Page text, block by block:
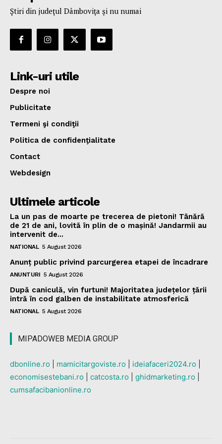
Ştiri din judeţul Dâmboviţa şi nu numai
Link-uri utile
Despre noi
Publicitate
Termeni şi condiţii
Politica de confidenţialitate
Contact
Webdesign
Ultimele articole
La un pas de moarte pe trecerea de pietoni! Tânără
de 21 de ani, lovită în plin de o mașină! Jandarmii au
intervenit de...
NATIONAL 5 August 2026
Anunț public privind parcurgerea etapei de încadrare
ANUNTURI 5 August 2026
După caniculă, vin furtuni! Majoritatea județelor țării
intră în cod galben de instabilitate atmosferică
NATIONAL 5 August 2026
MIPADOWEB MEDIA GROUP
dbonline.ro mamicitargoviste.ro ideiafaceri2024.ro
economisestebani.ro
catcosta.ro ghidmarketing.ro
cumsafacibanionline.ro